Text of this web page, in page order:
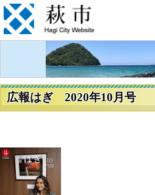
広報はぎ 2020年10月号